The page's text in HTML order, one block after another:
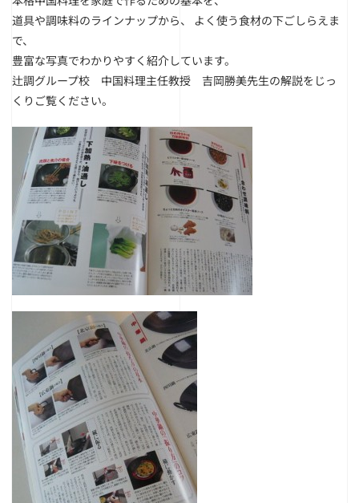
道具や調味料のラインナップから、 よく使う食材の下ごしらえま
で、
豊富な写真でわかりやすく紹介しています。
辻調グループ校 中国料理主任教授 吉岡勝美先生の解説をじっ
くりご覧ください。